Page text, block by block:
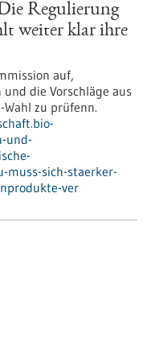
Regulierung
weiter klar ihre
auf,
die Vorschläge aus
zu prüfenn.
und-
muss-sich-staerker-
ver